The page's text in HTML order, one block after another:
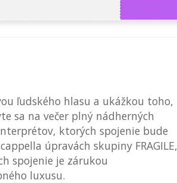
ľudského hlasu a ukážkou toho,
sa na večer plný nádherných
ktorých spojenie bude
úpravách skupiny FRAGILE,
spojenie je zárukou
luxusu.